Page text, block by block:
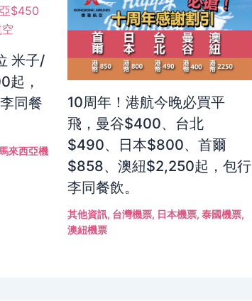
米子/
起，
同餐
來西亞機
10周年！港航今晚必買平
飛，曼谷$400、台北
$490、日本$800、首爾
$858、澳紐$2,250起，包行
李同餐飲。
其他資訊, 台灣機票, 日本機票, 泰國機票,
澳紐機票